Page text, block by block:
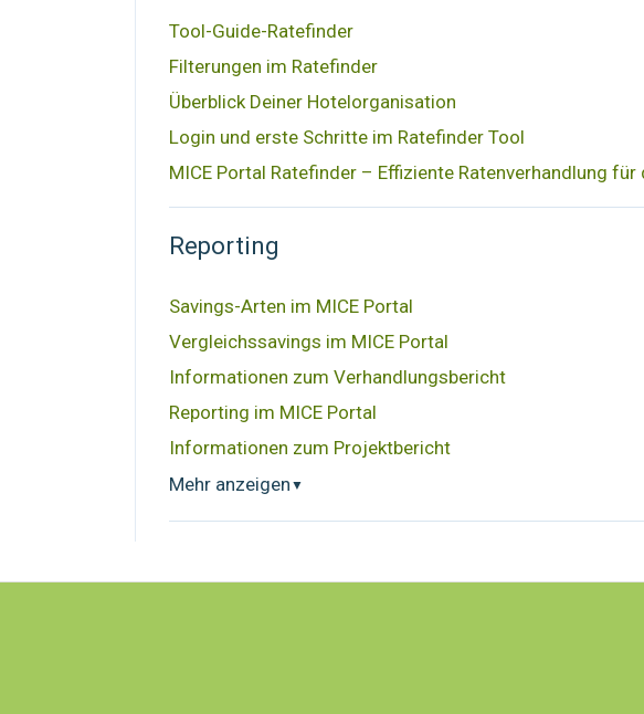
Tool-Guide-Ratefinder
Filterungen im Ratefinder
Überblick Deiner Hotelorganisation
Login und erste Schritte im Ratefinder Tool
MICE Portal Ratefinder – Effiziente Ratenverhandlung für
Reporting
Savings-Arten im MICE Portal
Vergleichssavings im MICE Portal
Informationen zum Verhandlungsbericht
Reporting im MICE Portal
Informationen zum Projektbericht
Mehr anzeigen ▼